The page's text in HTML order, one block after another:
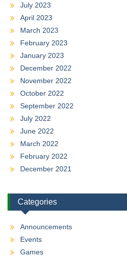
July 2023
April 2023
March 2023
February 2023
January 2023
December 2022
November 2022
October 2022
September 2022
July 2022
June 2022
March 2022
February 2022
December 2021
Categories
Announcements
Events
Games